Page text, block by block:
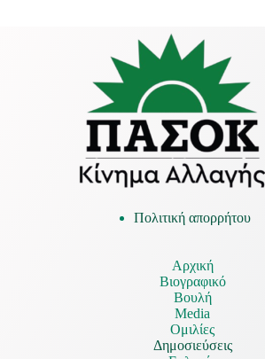
Πολιτική απορρήτου
Αρχική
Βιογραφικό
Βουλή
Media
Ομιλίες
Δημοσιεύσεις